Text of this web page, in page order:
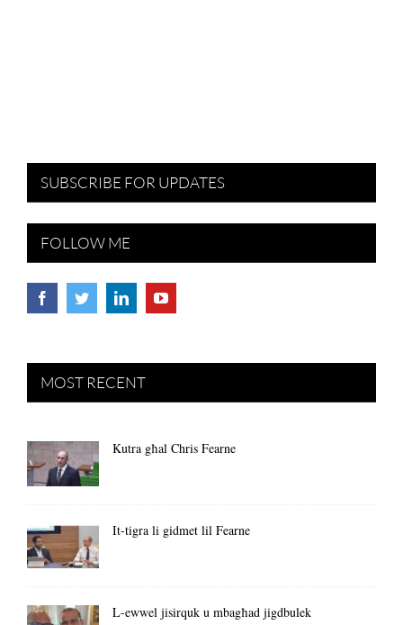
SUBSCRIBE FOR UPDATES
FOLLOW ME
MOST RECENT
Kutra għal Chris Fearne
It-tigra li gidmet lil Fearne
L-ewwel jisirquk u mbagħad jigdbulek